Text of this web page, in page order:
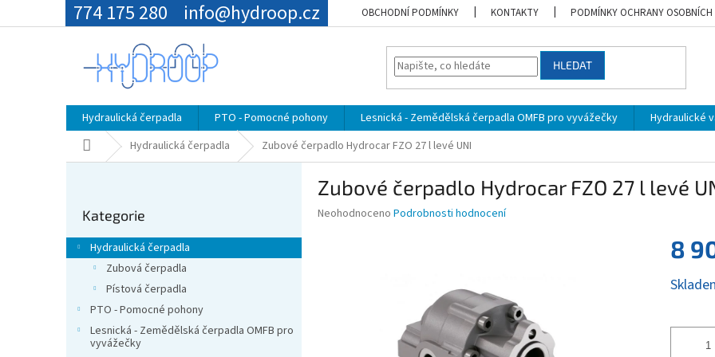
774 175 280 info@hydroop.cz OBCHODNÍ PODMÍNKY KONTAKTY PODMÍNKY OCHRANY OSOBNÍCH
HLEDAT
Hydraulická čerpadla PTO - Pomocné pohony Lesnická - Zemědělská čerpadla OMFB pro vyvážečky Hydraulické
Domů Hydraulická čerpadla Zubové čerpadlo Hydrocar FZO 27 l levé UNI
r
a
kategorie
Kategorie
Hydraulická čerpadla
Zubová čerpadla
Pístová čerpadla
PTO - Pomocné pohony
Lesnická - Zemědělská čerpadla OMFB pro
vyvážečky
Zubové čerpadlo Hydrocar FZO 27 l levé
Průměrné
Neohodnoceno Podrobnosti hodnocení
8
Měrná
cena: